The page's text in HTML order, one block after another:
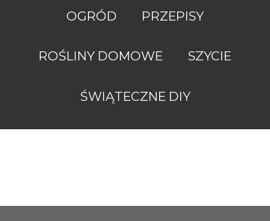
OGRÓD PRZEPISY
ROŚLINY DOMOWE SZYCIE
ŚWIĄTECZNE DIY